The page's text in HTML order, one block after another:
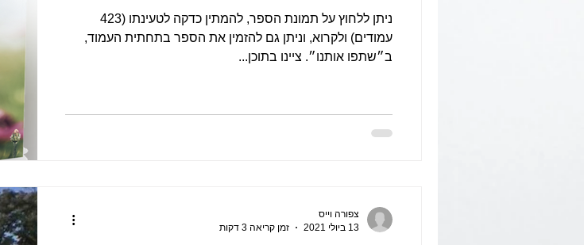
ניתן ללחוץ על תמונת הספר, להמתין כדקה לטעינתו (423
עמודים) ולקרוא, וניתן גם להזמין את הספר בתחתית העמוד,
ב״שתפו אותנו״. ציינו בתוכן...
צפורה וייס
13 ביולי 2021
זמן קריאה 3 דקות